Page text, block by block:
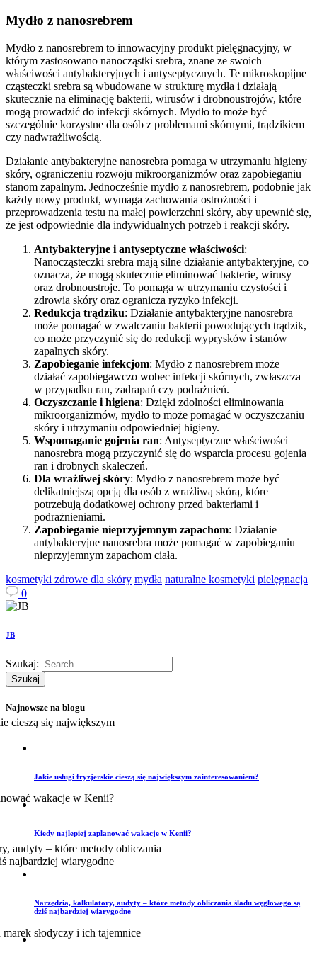
Mydło z nanosrebrem
Mydło z nanosrebrem to innowacyjny produkt pielęgnacyjny, w
którym zastosowano nanocząstki srebra, znane ze swoich
właściwości antybakteryjnych i antyseptycznych. Te mikroskopijne
cząsteczki srebra są wbudowane w strukturę mydła i działają
skutecznie na eliminację bakterii, wirusów i drobnoustrojów, które
mogą prowadzić do infekcji skórnych. Mydło to może być
szczególnie korzystne dla osób z problemami skórnymi, trądzikiem
czy nadwrażliwością.
Działanie antybakteryjne nanosrebra pomaga w utrzymaniu higieny
skóry, ograniczeniu rozwoju mikroorganizmów oraz zapobieganiu
stanom zapalnym. Jednocześnie mydło z nanosrebrem, podobnie jak
każdy nowy produkt, wymaga zachowania ostrożności i
przeprowadzenia testu na małej powierzchni skóry, aby upewnić się,
że jest odpowiednie dla indywidualnych potrzeb i reakcji skóry.
Antybakteryjne i antyseptyczne właściwości:
Nanocząsteczki srebra mają silne działanie antybakteryjne, co
oznacza, że mogą skutecznie eliminować bakterie, wirusy
oraz drobnoustroje. To pomaga w utrzymaniu czystości i
zdrowia skóry oraz ogranicza ryzyko infekcji.
Redukcja trądziku: Działanie antybakteryjne nanosrebra
może pomagać w zwalczaniu bakterii powodujących trądzik,
co może przyczynić się do redukcji wyprysków i stanów
zapalnych skóry.
Zapobieganie infekcjom: Mydło z nanosrebrem może
działać zapobiegawczo wobec infekcji skórnych, zwłaszcza
w przypadku ran, zadrapań czy podrażnień.
Oczyszczanie i higiena: Dzięki zdolności eliminowania
mikroorganizmów, mydło to może pomagać w oczyszczaniu
skóry i utrzymaniu odpowiedniej higieny.
Wspomaganie gojenia ran: Antyseptyczne właściwości
nanosrebra mogą przyczynić się do wsparcia procesu gojenia
ran i drobnych skaleczeń.
Dla wrażliwej skóry: Mydło z nanosrebrem może być
delikatniejszą opcją dla osób z wrażliwą skórą, które
potrzebują dodatkowej ochrony przed bakteriami i
podrażnieniami.
Zapobieganie nieprzyjemnym zapachom: Działanie
antybakteryjne nanosrebra może pomagać w zapobieganiu
nieprzyjemnym zapachom ciała.
kosmetyki zdrowe dla skóry mydła naturalne kosmetyki pielęgnacja
0
JB
Szukaj:
Najnowsze na blogu
Jakie usługi fryzjerskie cieszą się największym zainteresowaniem?
Kiedy najlepiej zaplanować wakacje w Kenii?
Narzędzia, kalkulatory, audyty – które metody obliczania śladu węglowego są
dziś najbardziej wiarygodne